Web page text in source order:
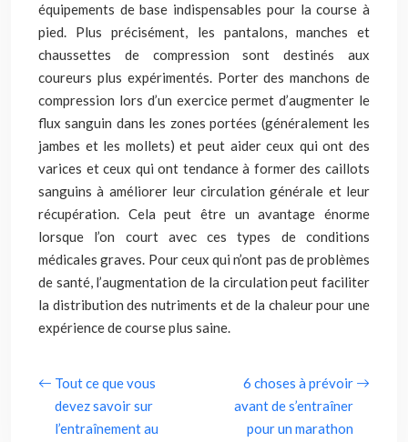
équipements de base indispensables pour la course à
pied. Plus précisément, les pantalons, manches et
chaussettes de compression sont destinés aux
coureurs plus expérimentés. Porter des manchons de
compression lors d’un exercice permet d’augmenter le
flux sanguin dans les zones portées (généralement les
jambes et les mollets) et peut aider ceux qui ont des
varices et ceux qui ont tendance à former des caillots
sanguins à améliorer leur circulation générale et leur
récupération. Cela peut être un avantage énorme
lorsque l’on court avec ces types de conditions
médicales graves. Pour ceux qui n’ont pas de problèmes
de santé, l’augmentation de la circulation peut faciliter
la distribution des nutriments et de la chaleur pour une
expérience de course plus saine.
Tout ce que vous
devez savoir sur
l’entraînement au
6 choses à prévoir
avant de s’entraîner
pour un marathon